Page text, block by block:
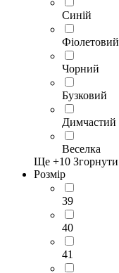
Синій
Фіолетовий
Чорний
Бузковий
Димчастий
Веселка
Ще +10 Згорнути
Розмір
39
40
41